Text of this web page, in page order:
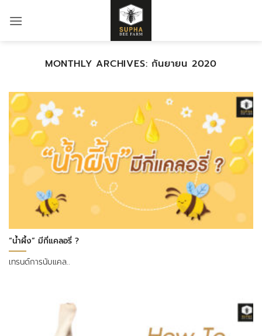
MONTHLY ARCHIVES:กันยายน 2020
“น้ำผึ้ง” มีกี่แคลอรี่ ?
เทรนด์การนับแคล..